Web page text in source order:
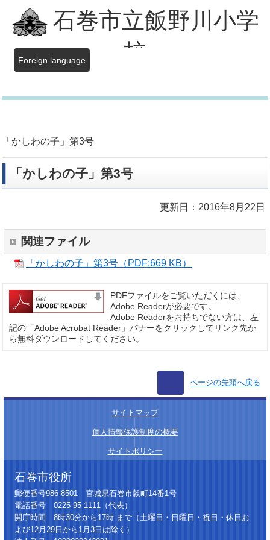
石巻市立飯野川小学
校
Foreign language
「かしわの子」第3号
「かしわの子」第3号
更新日：2016年8月22日
関連ファイル
「かしわの子」第3号（PDF:669 KB）
PDFファイルをご覧いただくには、
Adobe Readerが必要です。
Adobe Readerをお持ちでない方は、左
記の「Adobe Acrobat Reader」バナーをクリックしてリンク先か
ら無料ダウンロードしてください。
ページの先頭へ戻る
サイトマップ
個人情報保護制度の概要
サイトポリシー
石巻市役所
郵便番号986-8501 宮城県石巻市穀町14番1号
電話番号 0225-95-1111（代表）
開庁時間 8時30分から17時 まで（土曜日・日曜日・祝日・休日お
よび12月29日から1月3日は除く）